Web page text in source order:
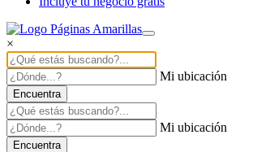
×
Mi ubicación
Encuentra
Mi ubicación
Encuentra